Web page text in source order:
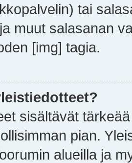
tai
muut salasanan
[img] tagia.
sisältävät
pian.
alueilla ja